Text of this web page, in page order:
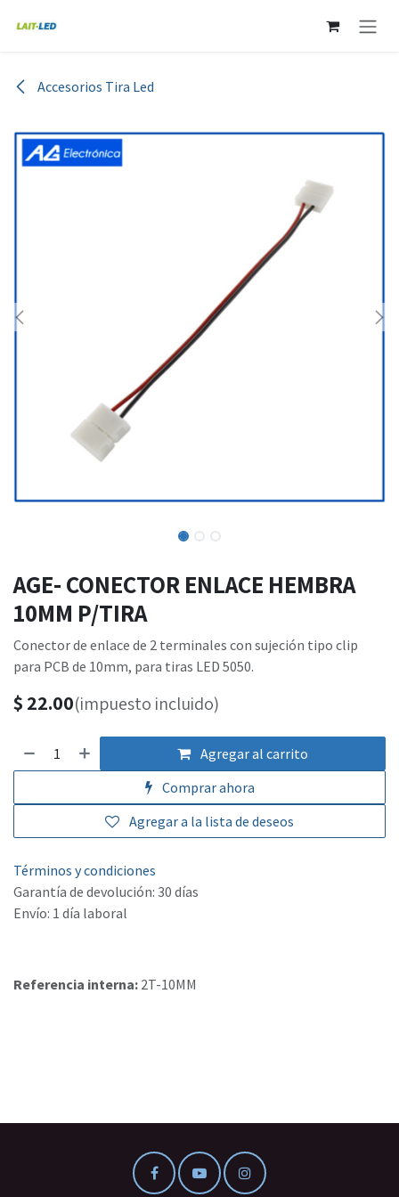
Accesorios Tira Led
AGE- CONECTOR ENLACE HEMBRA
10MM P/TIRA
Conector de enlace de 2 terminales con sujeción tipo clip
para PCB de 10mm, para tiras LED 5050.
$ 22.00(impuesto incluido)
Agregar al carrito
Comprar ahora
Agregar a la lista de deseos
Términos y condiciones
Garantía de devolución: 30 días
Envío: 1 día laboral
Referencia interna: 2T-10MM